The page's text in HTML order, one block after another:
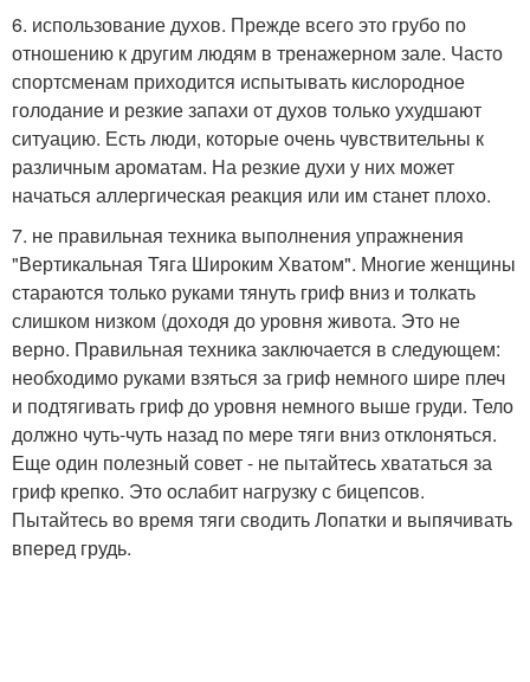
6. использование духов. Прежде всего это грубо по
отношению к другим людям в тренажерном зале. Часто
спортсменам приходится испытывать кислородное
голодание и резкие запахи от духов только ухудшают
ситуацию. Есть люди, которые очень чувствительны к
различным ароматам. На резкие духи у них может
начаться аллергическая реакция или им станет плохо.
7. не правильная техника выполнения упражнения
"Вертикальная Тяга Широким Хватом". Многие женщины
стараются только руками тянуть гриф вниз и толкать
слишком низком (доходя до уровня живота. Это не
верно. Правильная техника заключается в следующем:
необходимо руками взяться за гриф немного шире плеч
и подтягивать гриф до уровня немного выше груди. Тело
должно чуть-чуть назад по мере тяги вниз отклоняться.
Еще один полезный совет - не пытайтесь хвататься за
гриф крепко. Это ослабит нагрузку с бицепсов.
Пытайтесь во время тяги сводить Лопатки и выпячивать
вперед грудь.